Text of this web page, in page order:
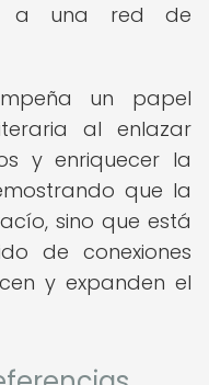
a una red de
un papel
al enlazar
y enriquecer la
que la
sino que está
de conexiones
y expanden el